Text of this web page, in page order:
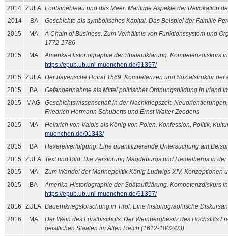
2014 ZULA Fontainebleau und das Meer. Maritime Aspekte der Revokation
2014
BA
Geschichte als symbolisches Kapital. Das Beispiel der Familie
2015
MA
A Chain of Business. Zum Verhältnis von Funktionssystem und
1772-1786
2015
MA
Amerika-Historiographie der Spätaufklärung. Kompetenzdiskurs
https://epub.ub.uni-muenchen.de/91357/
2015
ZULA Der bayerische Hofrat 1569. Kompetenzen und Sozialstruktur
2015
BA
Gefangennahme als Mittel politischer Ordnungsbildung in Irland
2015
MAG
Geschichtswissenschaft in der Nachkriegszeit.
Friedrich Hermann Schuberts und Ernst Walter Zeedens
2015
MA
Heinrich von Valois als König von Polen. Konfession, Politik,
muenchen.de/91343/
2015
BA
Hexereiverfolgung. Eine quantifizierende Untersuchung am
2015
ZULA Text und Bild. Die Zerstörung Magdeburgs und Heidelbergs in
2015
MA
Zum Wandel der Marinepolitik König Ludwigs XIV. Konzeptionen
2015
BA
Amerika-Historiographie der Spätaufklärung. Kompetenzdiskurs
https://epub.ub.uni-muenchen.de/91357/
2016
ZULA Bauernkriegsforschung in Tirol. Eine historiographische
2016
MA
Der Wein des Fürstbischofs. Der Weinbergbesitz des Hochstifts
geistlichen Staaten im Alten Reich (1612-1802/03)